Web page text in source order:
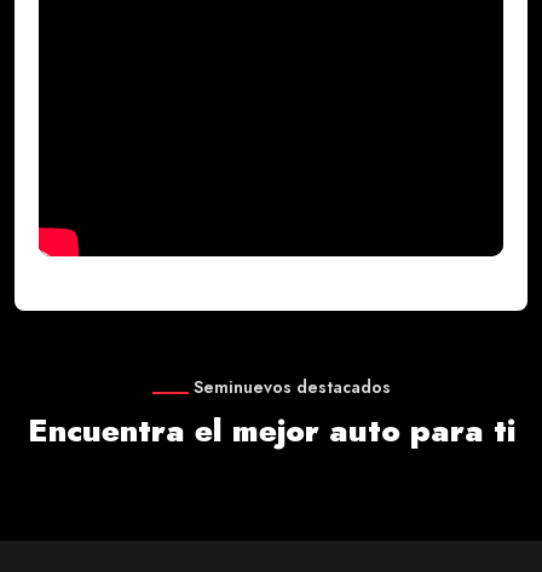
Seminuevos destacados
Encuentra el mejor auto para ti